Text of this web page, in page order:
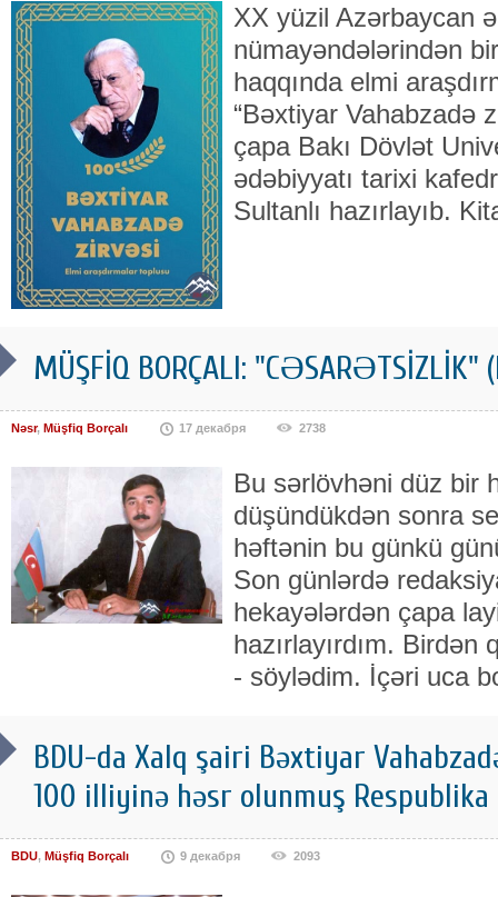
XX yüzil Azərbaycan
nümayəndələrindən
haqqında elmi
“Bəxtiyar Vahabzadə
çapa Bakı Dövlət
ədəbiyyatı tarixi
Sultanlı hazırlayıb.
MÜŞFİQ BORÇALI: "CƏSARƏTSİZLİK"
Nəsr, Müşfiq Borçalı 17 декабря 2738
Bu sərlövhəni düz bir
düşündükdən sonra
həftənin bu günkü
Son günlərdə
hekayələrdən çapa
hazırlayırdım. Birdən
- söylədim. İçəri uca
BDU-da Xalq şairi Bəxtiyar
100 illiyinə həsr olunmuş
BDU, Müşfiq Borçalı 9 декабря 2093